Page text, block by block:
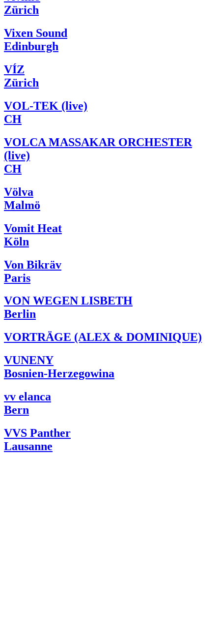
Zürich
Vixen Sound
Edinburgh
VÍZ
Zürich
VOL-TEK (live)
CH
VOLCA MASSAKAR ORCHESTER
(live)
CH
Völva
Malmö
Vomit Heat
Köln
Von Bikräv
Paris
VON WEGEN LISBETH
Berlin
VORTRÄGE (ALEX & DOMINIQUE)
VUNENY
Bosnien-Herzegowina
vv elanca
Bern
VVS Panther
Lausanne